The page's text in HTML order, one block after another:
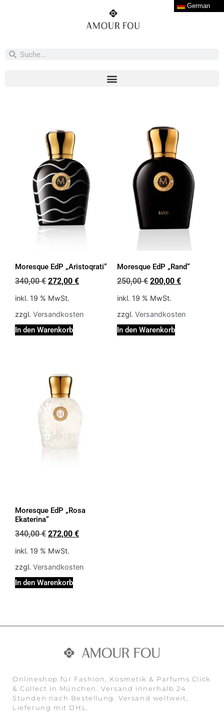
Moresque EdP „Aristoqrati“
340,00€ 272,00 €
inkl. 19 % MwSt.
zzgl. Versandkosten
In den Warenkorb
Moresque EdP „Rand“
250,00€ 200,00 €
inkl. 19 % MwSt.
zzgl. Versandkosten
In den Warenkorb
Moresque EdP „Rosa
Ekaterina“
340,00€ 272,00 €
inkl. 19 % MwSt.
zzgl. Versandkosten
In den Warenkorb
Onlineshop für Fashion, Kosmetik & Parfums Click
& Collect in München. Versand innerhalb 24
Stunden nach Bestellung. Versand weltweit,
Lieferung mit DHL.
German